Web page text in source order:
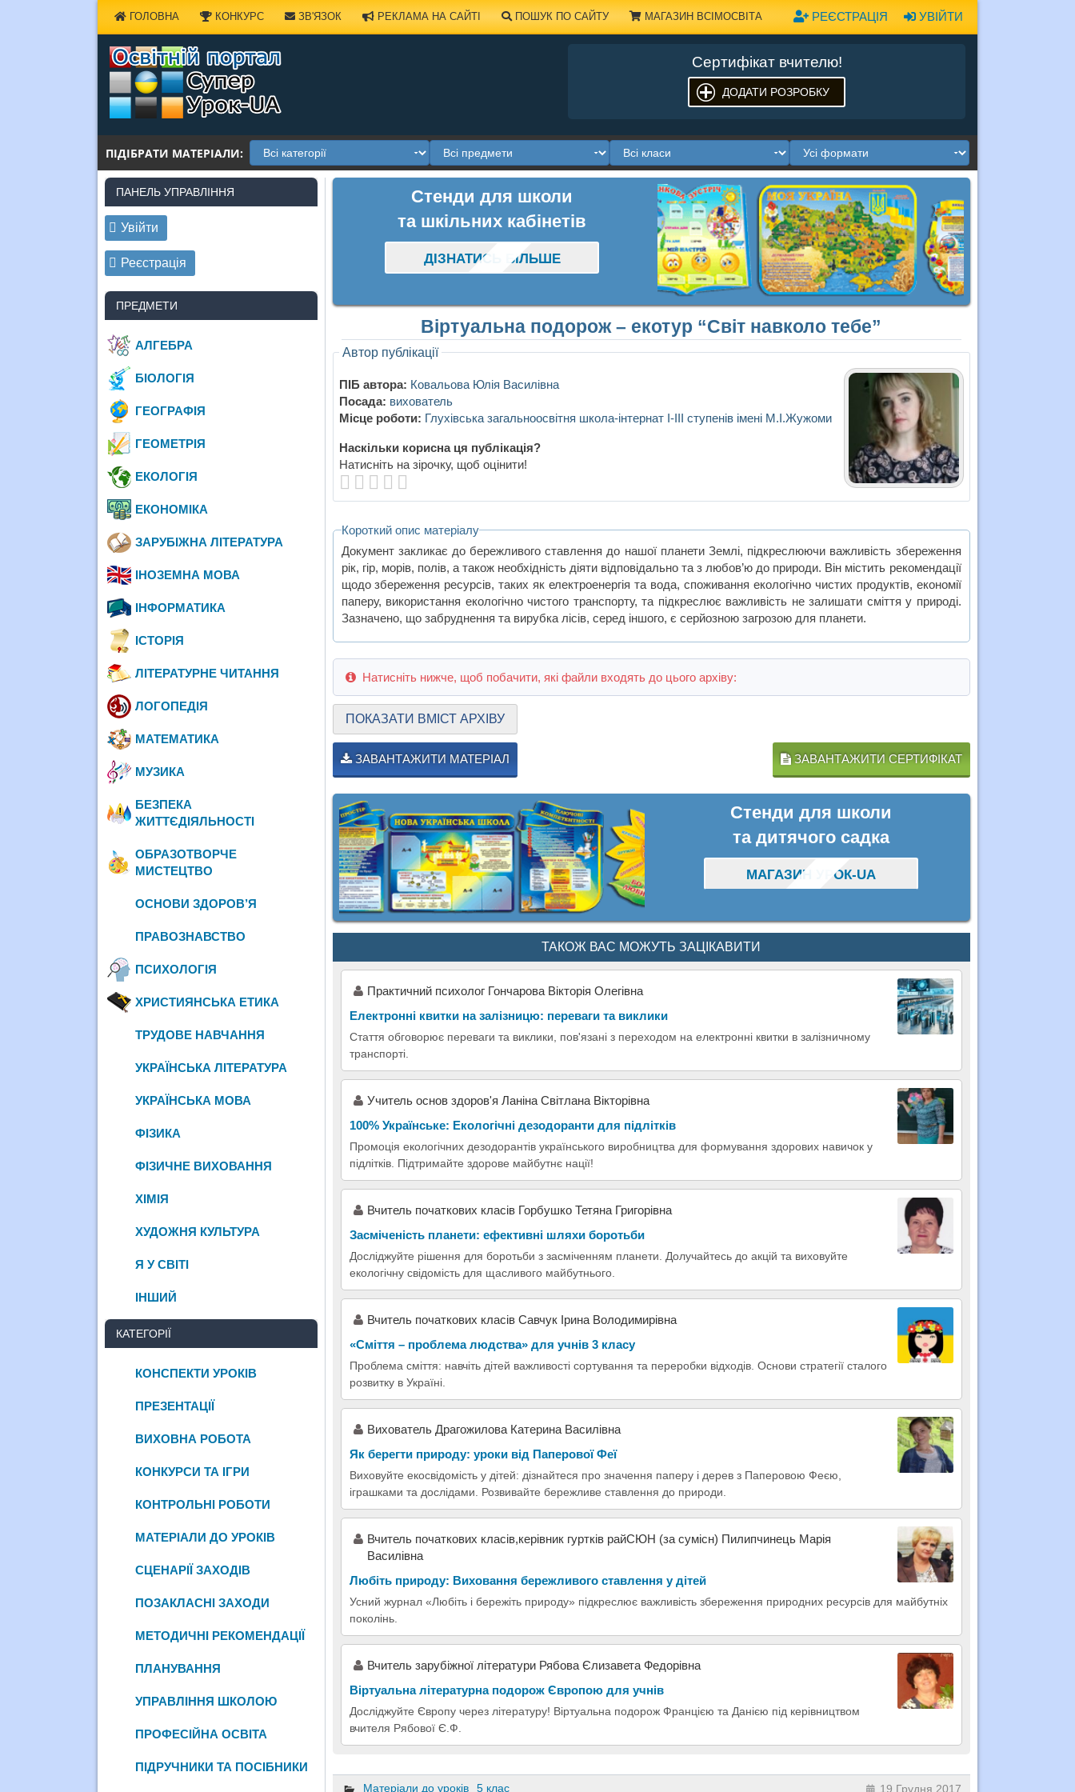
УВІЙТИ
РЕЄСТРАЦІЯ
ГОЛОВНА КОНКУРС ЗВ'ЯЗОК РЕКЛАМА НА САЙТІ ПОШУК ПО САЙТУ МАГАЗИН ВСІМОСВІТА
Сертифікат вчителю!
ДОДАТИ РОЗРОБКУ
ПІДІБРАТИ МАТЕРІАЛИ:
Стенди для школи
та шкільних кабінетів
ДІЗНАТИСЬ БІЛЬШЕ
Віртуальна подорож – екотур “Світ навколо тебе”
Автор публікації
ПІБ автора: Ковальова Юлія Василівна
Посада: вихователь
Місце роботи: Глухівська загальноосвітня школа-інтернат І-ІІІ ступенів імені М.І.Жужоми
Наскільки корисна ця публікація?
Натисніть на зірочку, щоб оцінити!
Короткий опис матеріалу
Документ закликає до бережливого ставлення до нашої планети Землі, підкреслюючи важливість збереження
рік, гір, морів, полів, а також необхідність діяти відповідально та з любов’ю до природи. Він містить рекомендації
щодо збереження ресурсів, таких як електроенергія та вода, споживання екологічно чистих продуктів, економії
паперу, використання екологічно чистого транспорту, та підкреслює важливість не залишати сміття у природі.
Зазначено, що забруднення та вирубка лісів, серед іншого, є серйозною загрозою для планети.
Натисніть нижче, щоб побачити, які файли входять до цього архіву:
ПОКАЗАТИ ВМІСТ АРХІВУ
ЗАВАНТАЖИТИ МАТЕРІАЛ ЗАВАНТАЖИТИ СЕРТИФІКАТ
Стенди для школи
та дитячого садка
МАГАЗИН УРОК-UA
ТАКОЖ ВАС МОЖУТЬ ЗАЦІКАВИТИ
Практичний психолог Гончарова Вікторія Олегівна
Електронні квитки на залізницю: переваги та виклики
Стаття обговорює переваги та виклики, пов'язані з переходом на електронні квитки в залізничному
транспорті.
Учитель основ здоров'я Ланіна Світлана Вікторівна
100% Українське: Екологічні дезодоранти для підлітків
Промоція екологічних дезодорантів українського виробництва для формування здорових навичок у
підлітків. Підтримайте здорове майбутнє нації!
Вчитель початкових класів Горбушко Тетяна Григорівна
Засміченість планети: ефективні шляхи боротьби
Досліджуйте рішення для боротьби з засміченням планети. Долучайтесь до акцій та виховуйте
екологічну свідомість для щасливого майбутнього.
Вчитель початкових класів Савчук Ірина Володимирівна
«Сміття – проблема людства» для учнів 3 класу
Проблема сміття: навчіть дітей важливості сортування та переробки відходів. Основи стратегії сталого
розвитку в Україні.
Вихователь Драгожилова Катерина Василівна
Як берегти природу: уроки від Паперової Феї
Виховуйте екосвідомість у дітей: дізнайтеся про значення паперу і дерев з Паперовою Феєю,
іграшками та дослідами. Розвивайте бережливе ставлення до природи.
Вчитель початкових класів,керівник гуртків райСЮН (за сумісн) Пилипчинець Марія
Василівна
Любіть природу: Виховання бережливого ставлення у дітей
Усний журнал «Любіть і бережіть природу» підкреслює важливість збереження природних ресурсів для майбутніх
поколінь.
Вчитель зарубіжної літератури Рябова Єлизавета Федорівна
Віртуальна літературна подорож Європою для учнів
Досліджуйте Європу через літературу! Віртуальна подорож Францією та Данією під керівництвом
вчителя Рябової Є.Ф.
Матеріали до уроків 5 клас 19 Грудня 2017
ПАНЕЛЬ УПРАВЛІННЯ
Увійти
Реєстрація
ПРЕДМЕТИ
АЛГЕБРА
БІОЛОГІЯ
ГЕОГРАФІЯ
ГЕОМЕТРІЯ
ЕКОЛОГІЯ
ЕКОНОМІКА
ЗАРУБІЖНА ЛІТЕРАТУРА
ІНОЗЕМНА МОВА
ІНФОРМАТИКА
ІСТОРІЯ
ЛІТЕРАТУРНЕ ЧИТАННЯ
ЛОГОПЕДІЯ
МАТЕМАТИКА
МУЗИКА
БЕЗПЕКА
ЖИТТЄДІЯЛЬНОСТІ
ОБРАЗОТВОРЧЕ
МИСТЕЦТВО
ОСНОВИ ЗДОРОВ’Я
ПРАВОЗНАВСТВО
ПСИХОЛОГІЯ
ХРИСТИЯНСЬКА ЕТИКА
ТРУДОВЕ НАВЧАННЯ
УКРАЇНСЬКА ЛІТЕРАТУРА
УКРАЇНСЬКА МОВА
ФІЗИКА
ФІЗИЧНЕ ВИХОВАННЯ
ХІМІЯ
ХУДОЖНЯ КУЛЬТУРА
Я У СВІТІ
ІНШИЙ
КАТЕГОРІЇ
КОНСПЕКТИ УРОКІВ
ПРЕЗЕНТАЦІЇ
ВИХОВНА РОБОТА
КОНКУРСИ ТА ІГРИ
КОНТРОЛЬНІ РОБОТИ
МАТЕРІАЛИ ДО УРОКІВ
СЦЕНАРІЇ ЗАХОДІВ
ПОЗАКЛАСНІ ЗАХОДИ
МЕТОДИЧНІ РЕКОМЕНДАЦІЇ
ПЛАНУВАННЯ
УПРАВЛІННЯ ШКОЛОЮ
ПРОФЕСІЙНА ОСВІТА
ПІДРУЧНИКИ ТА ПОСІБНИКИ